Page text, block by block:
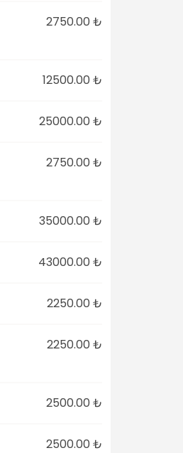
2750.00 ₺
12500.00 ₺
25000.00 ₺
2750.00 ₺
35000.00 ₺
43000.00 ₺
2250.00 ₺
2250.00 ₺
2500.00 ₺
2500.00 ₺